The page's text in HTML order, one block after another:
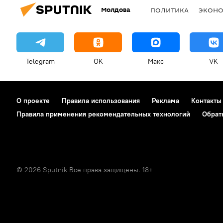
Молдова ПОЛИТИКА
Telegram OK Макс VK
О проекте Правила использования Реклама Контакты
Правила применения рекомендательных технологий
© 2026 Sputnik Все права защищены. 18+